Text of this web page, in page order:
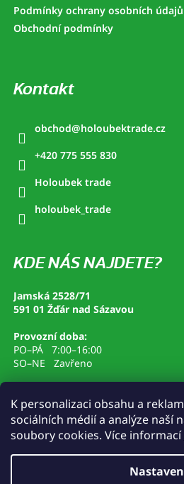
K personalizaci obsahu a
sociálních médií a analýze naší
soubory cookies. Více informací
Podmínky ochrany osobních údajů
Obchodní podmínky
Kontakt
obchod@holoubektrade.cz
+420 775 555 830
Holoubek trade
holoubek_trade
KDE NÁS NAJDETE?
Jamská 2528/71
591 01 Žďár nad Sázavou
Provozní doba:
PO–PÁ 7:00–16:00
SO–NE Zavřeno
Vytvořil Shoptet&